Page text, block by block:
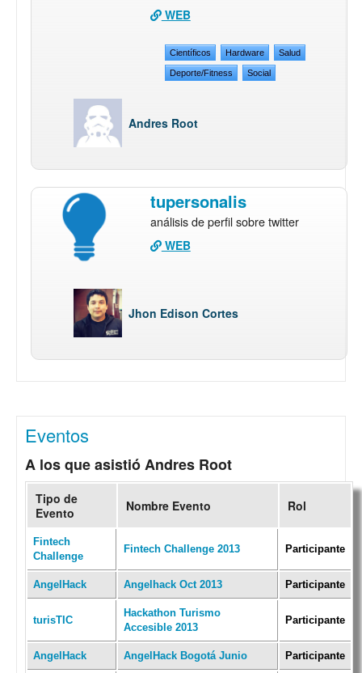
WEB
Científicos Hardware Salud
Deporte/Fitness Social
Andres Root
tupersonalis
análisis de perfil sobre twitter
WEB
Jhon Edison Cortes
Eventos
A los que asistió Andres Root
Tipo de
Evento
Nombre Evento Rol
Fintech
Challenge
Fintech Challenge 2013 Participante
AngelHack Angelhack Oct 2013 Participante
turisTIC
Hackathon Turismo
Accesible 2013
Participante
AngelHack AngelHack Bogotá Junio Participante